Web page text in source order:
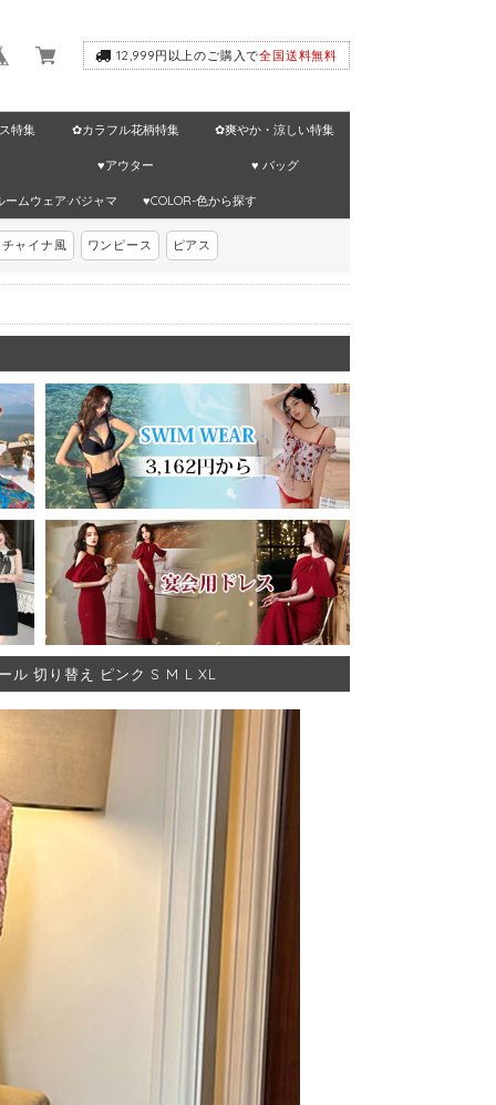
12,999円以上のご購入で全国送料無料
特集 ✿カラフル花柄特集 ✿爽やか・涼しい特集
♥アウター ♥ バッグ
ムウェア·パジャマ ♥COLOR-色から探す
チャイナ風 ワンピース ピアス
ル 切り替え ピンク S M L XL